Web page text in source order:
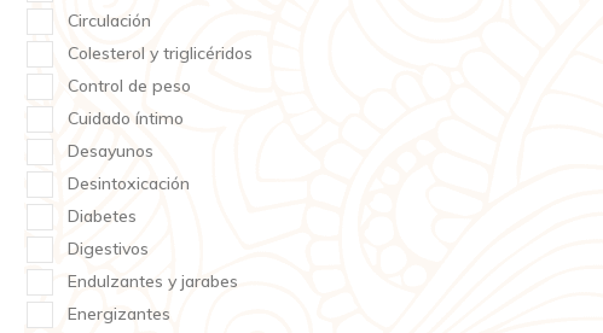
Circulación
Colesterol y triglicéridos
Control de peso
Cuidado íntimo
Desayunos
Desintoxicación
Diabetes
Digestivos
Endulzantes y jarabes
Energizantes